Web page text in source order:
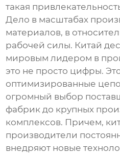
такая
Дело в масштабах
материалов, в
рабочей силы. Китай
мировым лидером в
это не просто цифры.
оптимизированные
огромный выбор
фабрик до крупных
комплексов. Причем,
производители
внедряют новые